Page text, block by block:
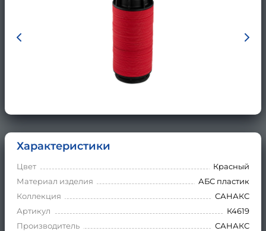
Характеристики
Цвет
Красный
Материал изделия
АБС пластик
Коллекция
САНАКС
Артикул
К4619
Производитель
САНАКС